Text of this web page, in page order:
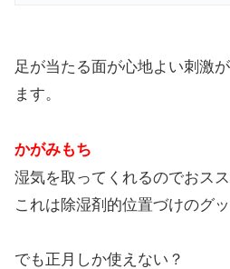
足が当たる面が心地よい刺激
ます。
かがみもち
湿気を取ってくれるのでおスス
これは除湿剤的位置づけのグ
でも正月しか使えない？